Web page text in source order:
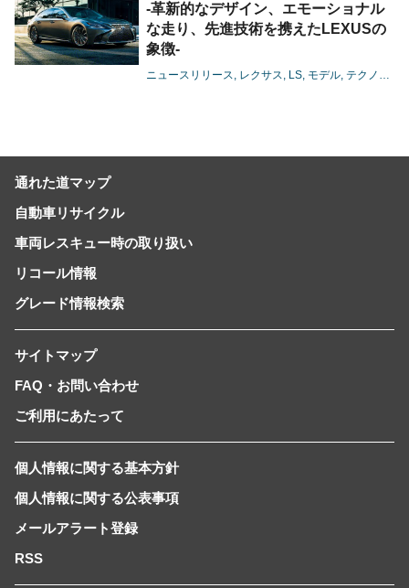
-革新的なデザイン、エモーショナル
な走り、先進技術を携えたLEXUSの
象徴-
ニュースリリース レクサス LS モデル テクノロジー
通れた道マップ
自動車リサイクル
車両レスキュー時の取り扱い
リコール情報
グレード情報検索
サイトマップ
FAQ・お問い合わせ
ご利用にあたって
個人情報に関する基本方針
個人情報に関する公表事項
メールアラート登録
RSS